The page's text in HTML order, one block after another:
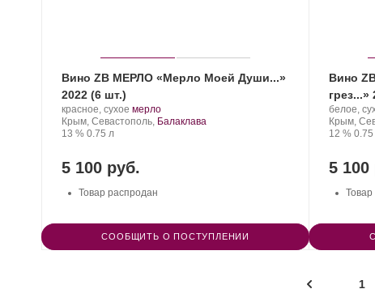
Вино ZB МЕРЛО «Мерло Моей Души...»
2022 (6 шт.)
Производитель:
Золотая
Балка.
красное, сухое .
Сорт
мерло.
Регион:
Крым, Севастополь, Балаклава
Крепость
13 %. Объем
0.75 л
5 100 руб.
Товар распродан
СООБЩИТЬ О ПОСТУПЛЕНИИ
Вино
грез...»
Золотая
Балка.
белое,
Регион:
Крым,
Крепость
12 %. 0.75
5 100
1